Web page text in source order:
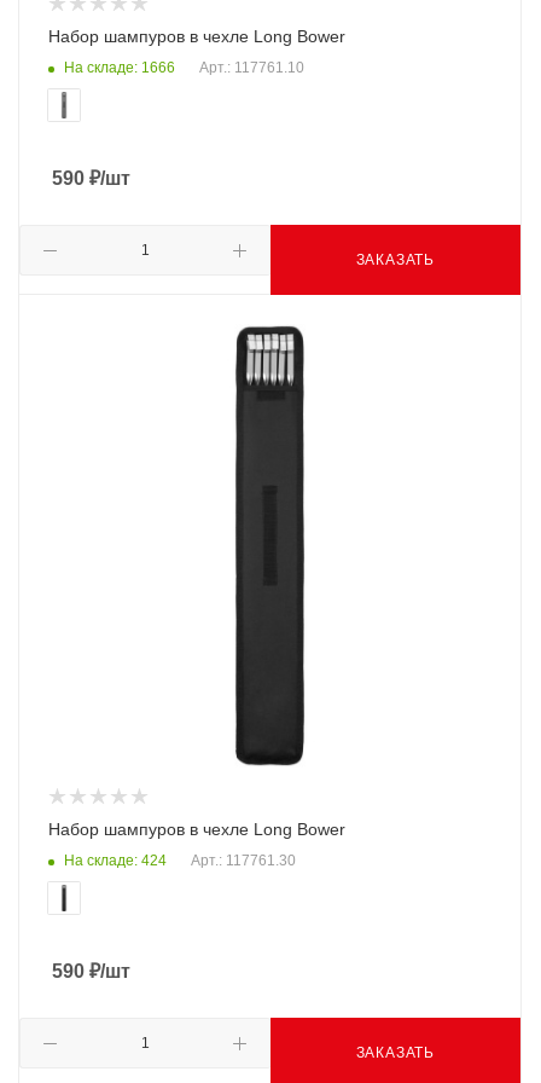
Набор шампуров в чехле Long Bower
На складе: 1666 Арт.: 117761.10
590 ₽/шт
ЗАКАЗАТЬ
Набор шампуров в чехле Long Bower
На складе: 424 Арт.: 117761.30
590 ₽/шт
ЗАКАЗАТЬ